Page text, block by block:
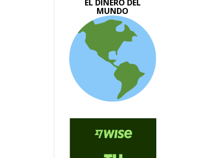
EL DINERO DEL
MUNDO